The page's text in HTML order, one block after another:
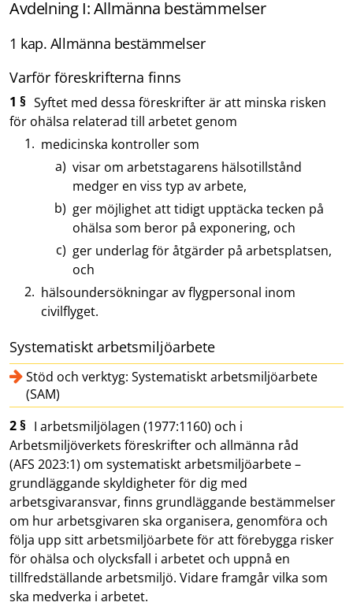
Avdelning I: Allmänna bestämmelser
1 kap. Allmänna bestämmelser
Varför föreskrifterna finns
1 § Syftet med dessa föreskrifter är att minska risken
för ohälsa relaterad till arbetet genom
medicinska kontroller som
visar om arbetstagarens hälsotillstånd
medger en viss typ av arbete,
ger möjlighet att tidigt upptäcka tecken på
ohälsa som beror på exponering, och
ger underlag för åtgärder på arbetsplatsen,
och
hälsoundersökningar av flygpersonal inom
civilflyget.
Systematiskt arbetsmiljöarbete
Stöd och verktyg: Systematiskt arbetsmiljöarbete
(SAM)
2 § I arbetsmiljölagen (1977:1160) och i
Arbetsmiljöverkets föreskrifter och allmänna råd
(AFS 2023:1) om systematiskt arbetsmiljöarbete –
grundläggande skyldigheter för dig med
arbetsgivaransvar, finns grundläggande bestämmelser
om hur arbetsgivaren ska organisera, genomföra och
följa upp sitt arbetsmiljöarbete för att förebygga risker
för ohälsa och olycksfall i arbetet och uppnå en
tillfredställande arbetsmiljö. Vidare framgår vilka som
ska medverka i arbetet.